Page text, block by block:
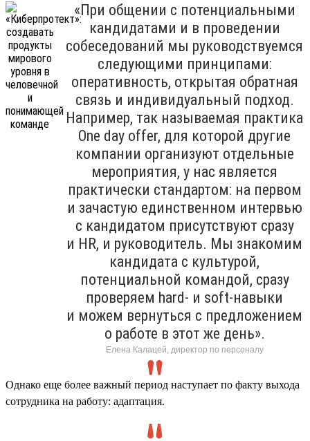
«При общении с потенциальными
кандидатами и в проведении
собеседований мы руководствуемся
следующими принципами:
оперативность, открытая обратная
связь и индивидуальный подход.
Например, так называемая практика
One day offer, для которой другие
компании организуют отдельные
мероприятия, у нас является
практически стандартом: на первом
и зачастую единственном интервью
с кандидатом присутствуют сразу
и HR, и руководитель. Мы знакомим
кандидата с культурой,
потенциальной командой, сразу
проверяем hard- и soft-навыки
и можем вернуться с предложением
о работе в этот же день».
Елена Калацей, директор по персоналу
Однако еще более важный период наступает по факту выхода
сотрудника на работу: адаптация.